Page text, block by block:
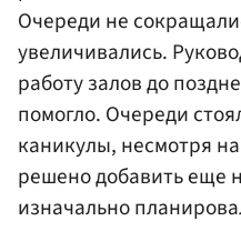
Очереди не
увеличивались.
работу залов до
помогло. Очереди
каникулы, несмотря
решено добавить еще
изначально